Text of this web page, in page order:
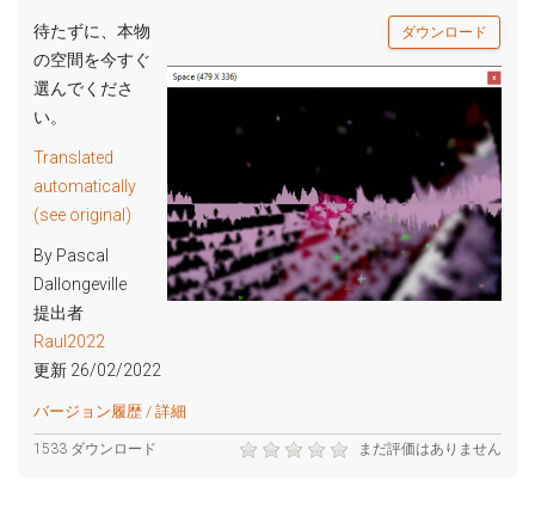
ダウンロード
待たずに、本物
の空間を今すぐ
選んでくださ
い。
Translated
automatically
(see original)
By Pascal
Dallongeville
提出者
Raul2022
更新 26/02/2022
バージョン履歴 / 詳細
まだ評価はありません
1533 ダウンロード